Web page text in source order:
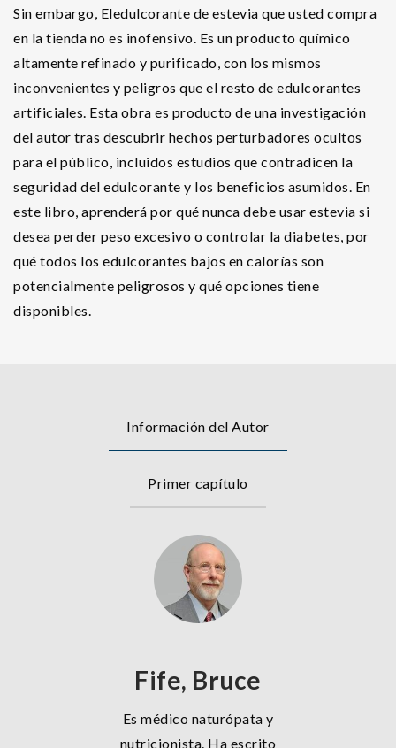
Sin embargo, Eledulcorante de estevia que usted compra
en la tienda no es inofensivo. Es un producto químico
altamente refinado y purificado, con los mismos
inconvenientes y peligros que el resto de edulcorantes
artificiales. Esta obra es producto de una investigación
del autor tras descubrir hechos perturbadores ocultos
para el público, incluidos estudios que contradicen la
seguridad del edulcorante y los beneficios asumidos. En
este libro, aprenderá por qué nunca debe usar estevia si
desea perder peso excesivo o controlar la diabetes, por
qué todos los edulcorantes bajos en calorías son
potencialmente peligrosos y qué opciones tiene
disponibles.
Información del Autor
Primer capítulo
Fife, Bruce
Es médico naturópata y
nutricionista. Ha escrito